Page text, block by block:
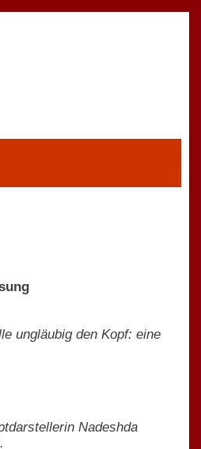
ungläubig den Kopf: eine
Nadeshda